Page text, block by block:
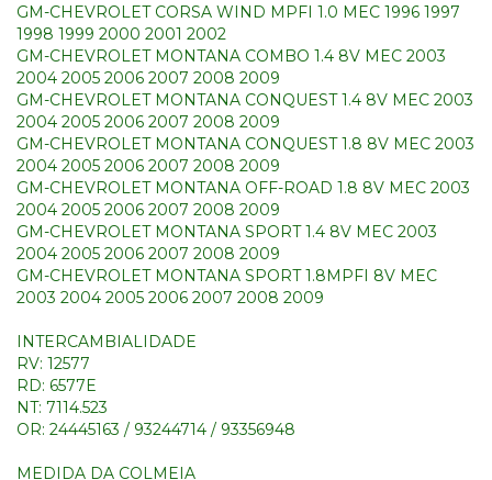
GM-CHEVROLET CORSA WIND MPFI 1.0 MEC 1996 1997
1998 1999 2000 2001 2002
GM-CHEVROLET MONTANA COMBO 1.4 8V MEC 2003
2004 2005 2006 2007 2008 2009
GM-CHEVROLET MONTANA CONQUEST 1.4 8V MEC 2003
2004 2005 2006 2007 2008 2009
GM-CHEVROLET MONTANA CONQUEST 1.8 8V MEC 2003
2004 2005 2006 2007 2008 2009
GM-CHEVROLET MONTANA OFF-ROAD 1.8 8V MEC 2003
2004 2005 2006 2007 2008 2009
GM-CHEVROLET MONTANA SPORT 1.4 8V MEC 2003
2004 2005 2006 2007 2008 2009
GM-CHEVROLET MONTANA SPORT 1.8MPFI 8V MEC
2003 2004 2005 2006 2007 2008 2009
INTERCAMBIALIDADE
RV: 12577
RD: 6577E
NT: 7114.523
OR: 24445163 / 93244714 / 93356948
MEDIDA DA COLMEIA